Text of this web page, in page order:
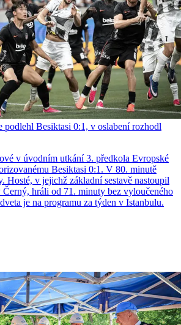
podlehl Besiktasi 0:1, v oslabení rozhodl
v úvodním utkání 3. předkola Evropské
Besiktasi 0:1. V 80. minutě
Hosté, v jejichž základní sestavě nastoupil
hráli od 71. minuty bez vyloučeného
je na programu za týden v Istanbulu.